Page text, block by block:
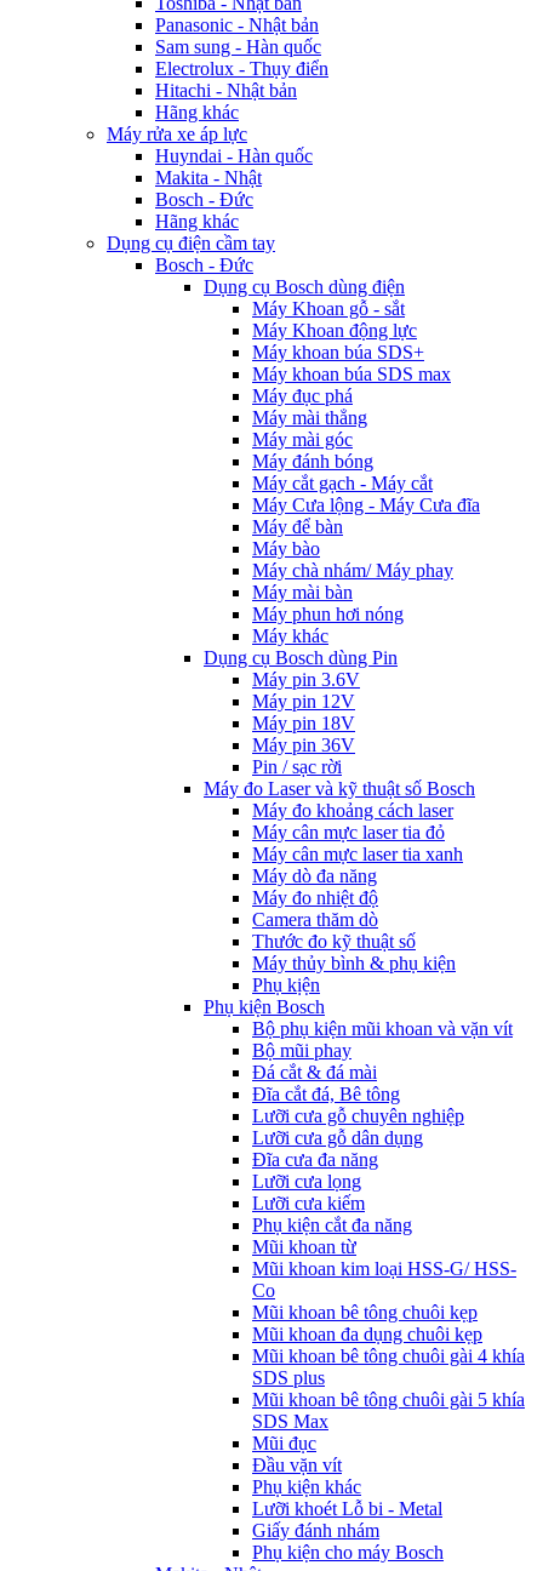
Panasonic - Nhật bản
Sam sung - Hàn quốc
Electrolux - Thụy điển
Hitachi - Nhật bản
Hãng khác
Máy rửa xe áp lực
Huyndai - Hàn quốc
Makita - Nhật
Bosch - Đức
Hãng khác
Dụng cụ điện cầm tay
Bosch - Đức
Dụng cụ Bosch dùng điện
Máy Khoan gỗ - sắt
Máy Khoan động lực
Máy khoan búa SDS+
Máy khoan búa SDS max
Máy đục phá
Máy mài thẳng
Máy mài góc
Máy đánh bóng
Máy cắt gạch - Máy cắt
Máy Cưa lộng - Máy Cưa đĩa
Máy để bàn
Máy bào
Máy chà nhám/ Máy phay
Máy mài bàn
Máy phun hơi nóng
Máy khác
Dụng cụ Bosch dùng Pin
Máy pin 3.6V
Máy pin 12V
Máy pin 18V
Máy pin 36V
Pin / sạc rời
Máy đo Laser và kỹ thuật số Bosch
Máy đo khoảng cách laser
Máy cân mực laser tia đỏ
Máy cân mực laser tia xanh
Máy dò đa năng
Máy đo nhiệt độ
Camera thăm dò
Thước đo kỹ thuật số
Máy thủy bình & phụ kiện
Phụ kịện
Phụ kiện Bosch
Bộ phụ kiện mũi khoan và vặn vít
Bộ mũi phay
Đá cắt & đá mài
Đĩa cắt đá, Bê tông
Lưỡi cưa gỗ chuyên nghiệp
Lưỡi cưa gỗ dân dụng
Đĩa cưa đa năng
Lưỡi cưa lọng
Lưỡi cưa kiếm
Phụ kiện cắt đa năng
Mũi khoan từ
Mũi khoan kim loại HSS-G/ HSS-
Co
Mũi khoan bê tông chuôi kẹp
Mũi khoan đa dụng chuôi kẹp
Mũi khoan bê tông chuôi gài 4 khía
SDS plus
Mũi khoan bê tông chuôi gài 5 khía
SDS Max
Mũi đục
Đầu vặn vít
Phụ kiện khác
Lưỡi khoét Lỗ bi - Metal
Giấy đánh nhám
Phụ kiện cho máy Bosch